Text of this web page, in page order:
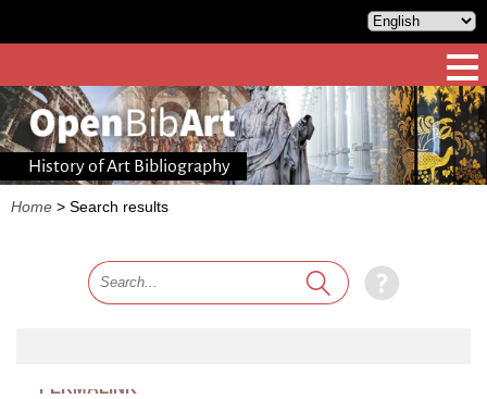
History of Art Bibliography
Home > Search results
PERMALINK